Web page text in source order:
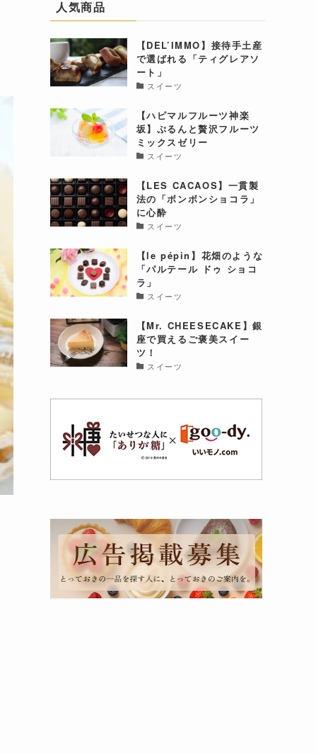
人気商品
【DEL’IMMO】接待手土産
で選ばれる「ティグレアソ
ート」
スイーツ
【ハピマルフルーツ神楽
坂】ぷるんと贅沢フルーツ
ミックスゼリー
スイーツ
【LES CACAOS】一貫製
法の「ボンボンショコラ」
に心酔
スイーツ
【le pépin】花畑のような
「パルテール ドゥ ショコ
ラ」
スイーツ
【Mr. CHEESECAKE】銀
座で買えるご褒美スイー
ツ！
スイーツ